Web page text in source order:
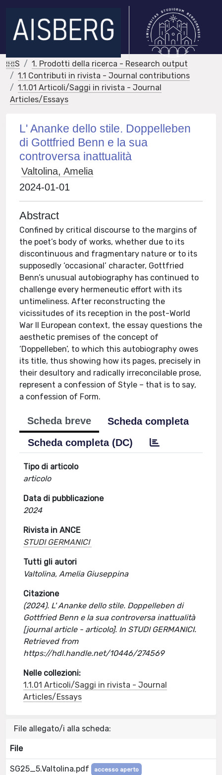
IRIS
1. Prodotti della ricerca - Research output
1.1 Contributi in rivista - Journal contributions
1.1.01 Articoli/Saggi in rivista - Journal
Articles/Essays
L' Ananke dello stile. Doppelleben
di Gottfried Benn e la sua
controversa inattualità
Valtolina, Amelia
2024-01-01
Abstract
Confined by critical discourse to the margins of
the poet’s body of works, whether due to its
discontinuous and fragmentary nature or to its
supposedly ‘occasional’ character, Gottfried
Benn’s unusual autobiography has continued to
challenge every hermeneutic effort with its
untimeliness. After reconstructing the
vicissitudes of its reception in the post-World
War II European context, the essay questions the
aesthetic premises of the concept of
‘Doppelleben’, to which this autobiography owes
its title, thus showing how its pages, precisely in
their desultory and radically irreconcilable prose,
represent a confession of Style – that is to say,
a confession of Form.
Scheda breve
Scheda completa
Scheda completa (DC)
Tipo di articolo
articolo
Data di pubblicazione
2024
Rivista in ANCE
STUDI GERMANICI
Tutti gli autori
Valtolina, Amelia Giuseppina
Citazione
(2024). L' Ananke dello stile. Doppelleben di
Gottfried Benn e la sua controversa inattualità
[journal article - articolo]. In STUDI GERMANICI.
Retrieved from
https://hdl.handle.net/10446/274569
Nelle collezioni:
1.1.01 Articoli/Saggi in rivista - Journal
Articles/Essays
File allegato/i alla scheda:
File
SG25_5.Valtolina.pdf accesso aperto